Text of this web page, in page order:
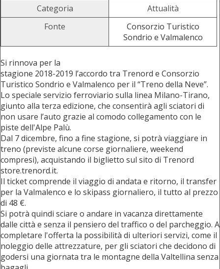
Categoria
Attualità
Fonte
Consorzio Turistico
Sondrio e Valmalenco
Si rinnova per la
stagione 2018-2019 l’accordo tra Trenord e Consorzio
Turistico Sondrio e Valmalenco per il “Treno della Neve”.
Lo speciale servizio ferroviario sulla linea Milano-Tirano,
giunto alla terza edizione, che consentirà agli sciatori di
non usare l’auto grazie al comodo collegamento con le
piste dell'Alpe Palù.
Dal 7 dicembre, fino a fine stagione, si potrà viaggiare in
treno (previste alcune corse giornaliere, weekend
compresi), acquistando il biglietto sul sito di Trenord
store.trenord.it.
Il ticket comprende il viaggio di andata e ritorno, il transfer
per la Valmalenco e lo skipass giornaliero, il tutto al prezzo
di 48 €.
Si potrà quindi sciare o andare in vacanza direttamente
dalle città e senza il pensiero del traffico o del parcheggio. A
completare l'offerta la possibilità di ulteriori servizi, come il
noleggio delle attrezzature, per gli sciatori che decidono di
godersi una giornata tra le montagne della Valtellina senza